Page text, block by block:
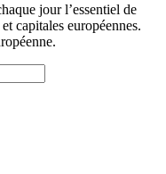
jour l’essentiel de
capitales européennes.